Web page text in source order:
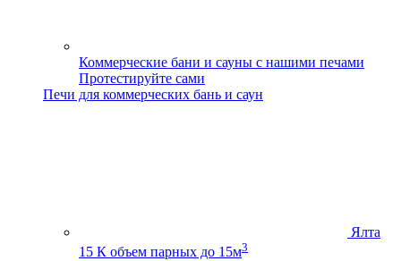
Коммерческие бани и сауны с нашими печами
Протестируйте сами
Печи для коммерческих бань и саун
Ялта
15 К объем парных до 15м3